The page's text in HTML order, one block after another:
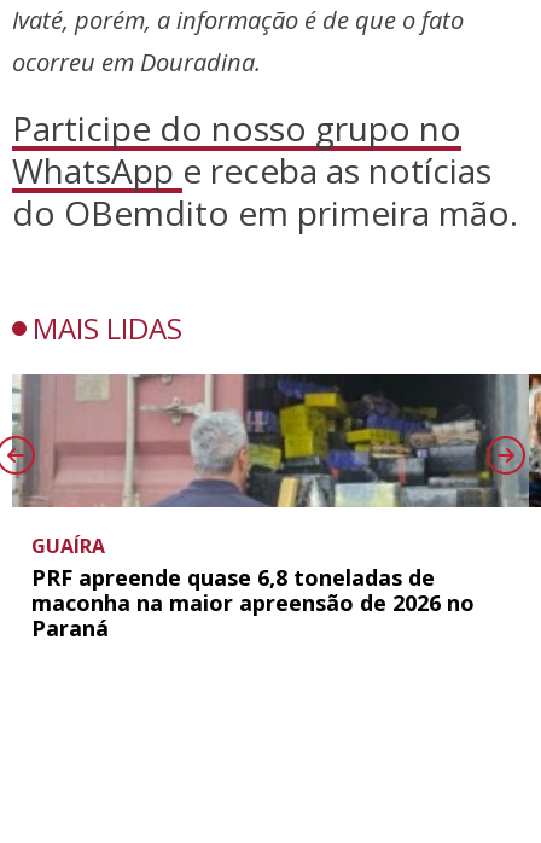
Ivaté, porém, a informação é de que o fato
ocorreu em Douradina.
Participe do nosso grupo no
WhatsApp e receba as notícias
do OBemdito em primeira mão.
MAIS LIDAS
GUAÍRA
PRF apreende quase 6,8 toneladas de
maconha na maior apreensão de 2026 no
Paraná